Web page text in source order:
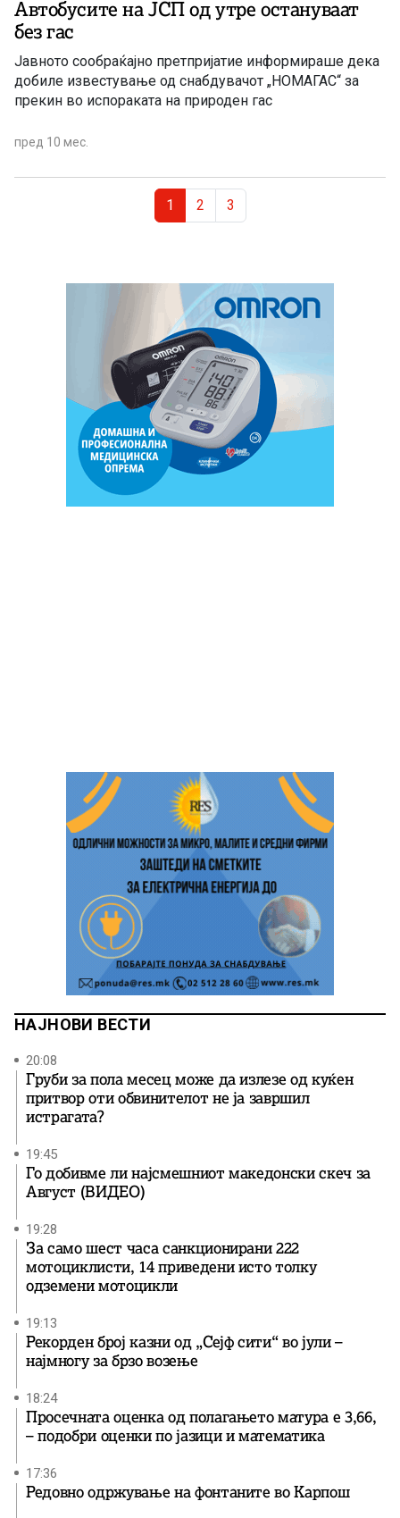
Автобусите на ЈСП од утре остануваат
без гас
Јавното сообраќајно претпријатие информираше дека
добиле известување од снабдувачот „НОМАГАС“ за
прекин во испораката на природен гас
пред 10 мес.
Current Page
1 Page
2 Page
3
НАЈНОВИ ВЕСТИ
20:08
Груби за пола месец може да излезе од куќен
притвор оти обвинителот не ја завршил
истрагата?
19:45
Го добивме ли најсмешниот македонски скеч за
Август (ВИДЕО)
19:28
За само шест часа санкционирани 222
мотоциклисти, 14 приведени исто толку
одземени мотоцикли
19:13
Рекорден број казни од „Сејф сити“ во јули –
најмногу за брзо возење
18:24
Просечната оценка од полагањето матура е 3,66,
– подобри оценки по јазици и математика
17:36
Редовно одржување на фонтаните во Карпош